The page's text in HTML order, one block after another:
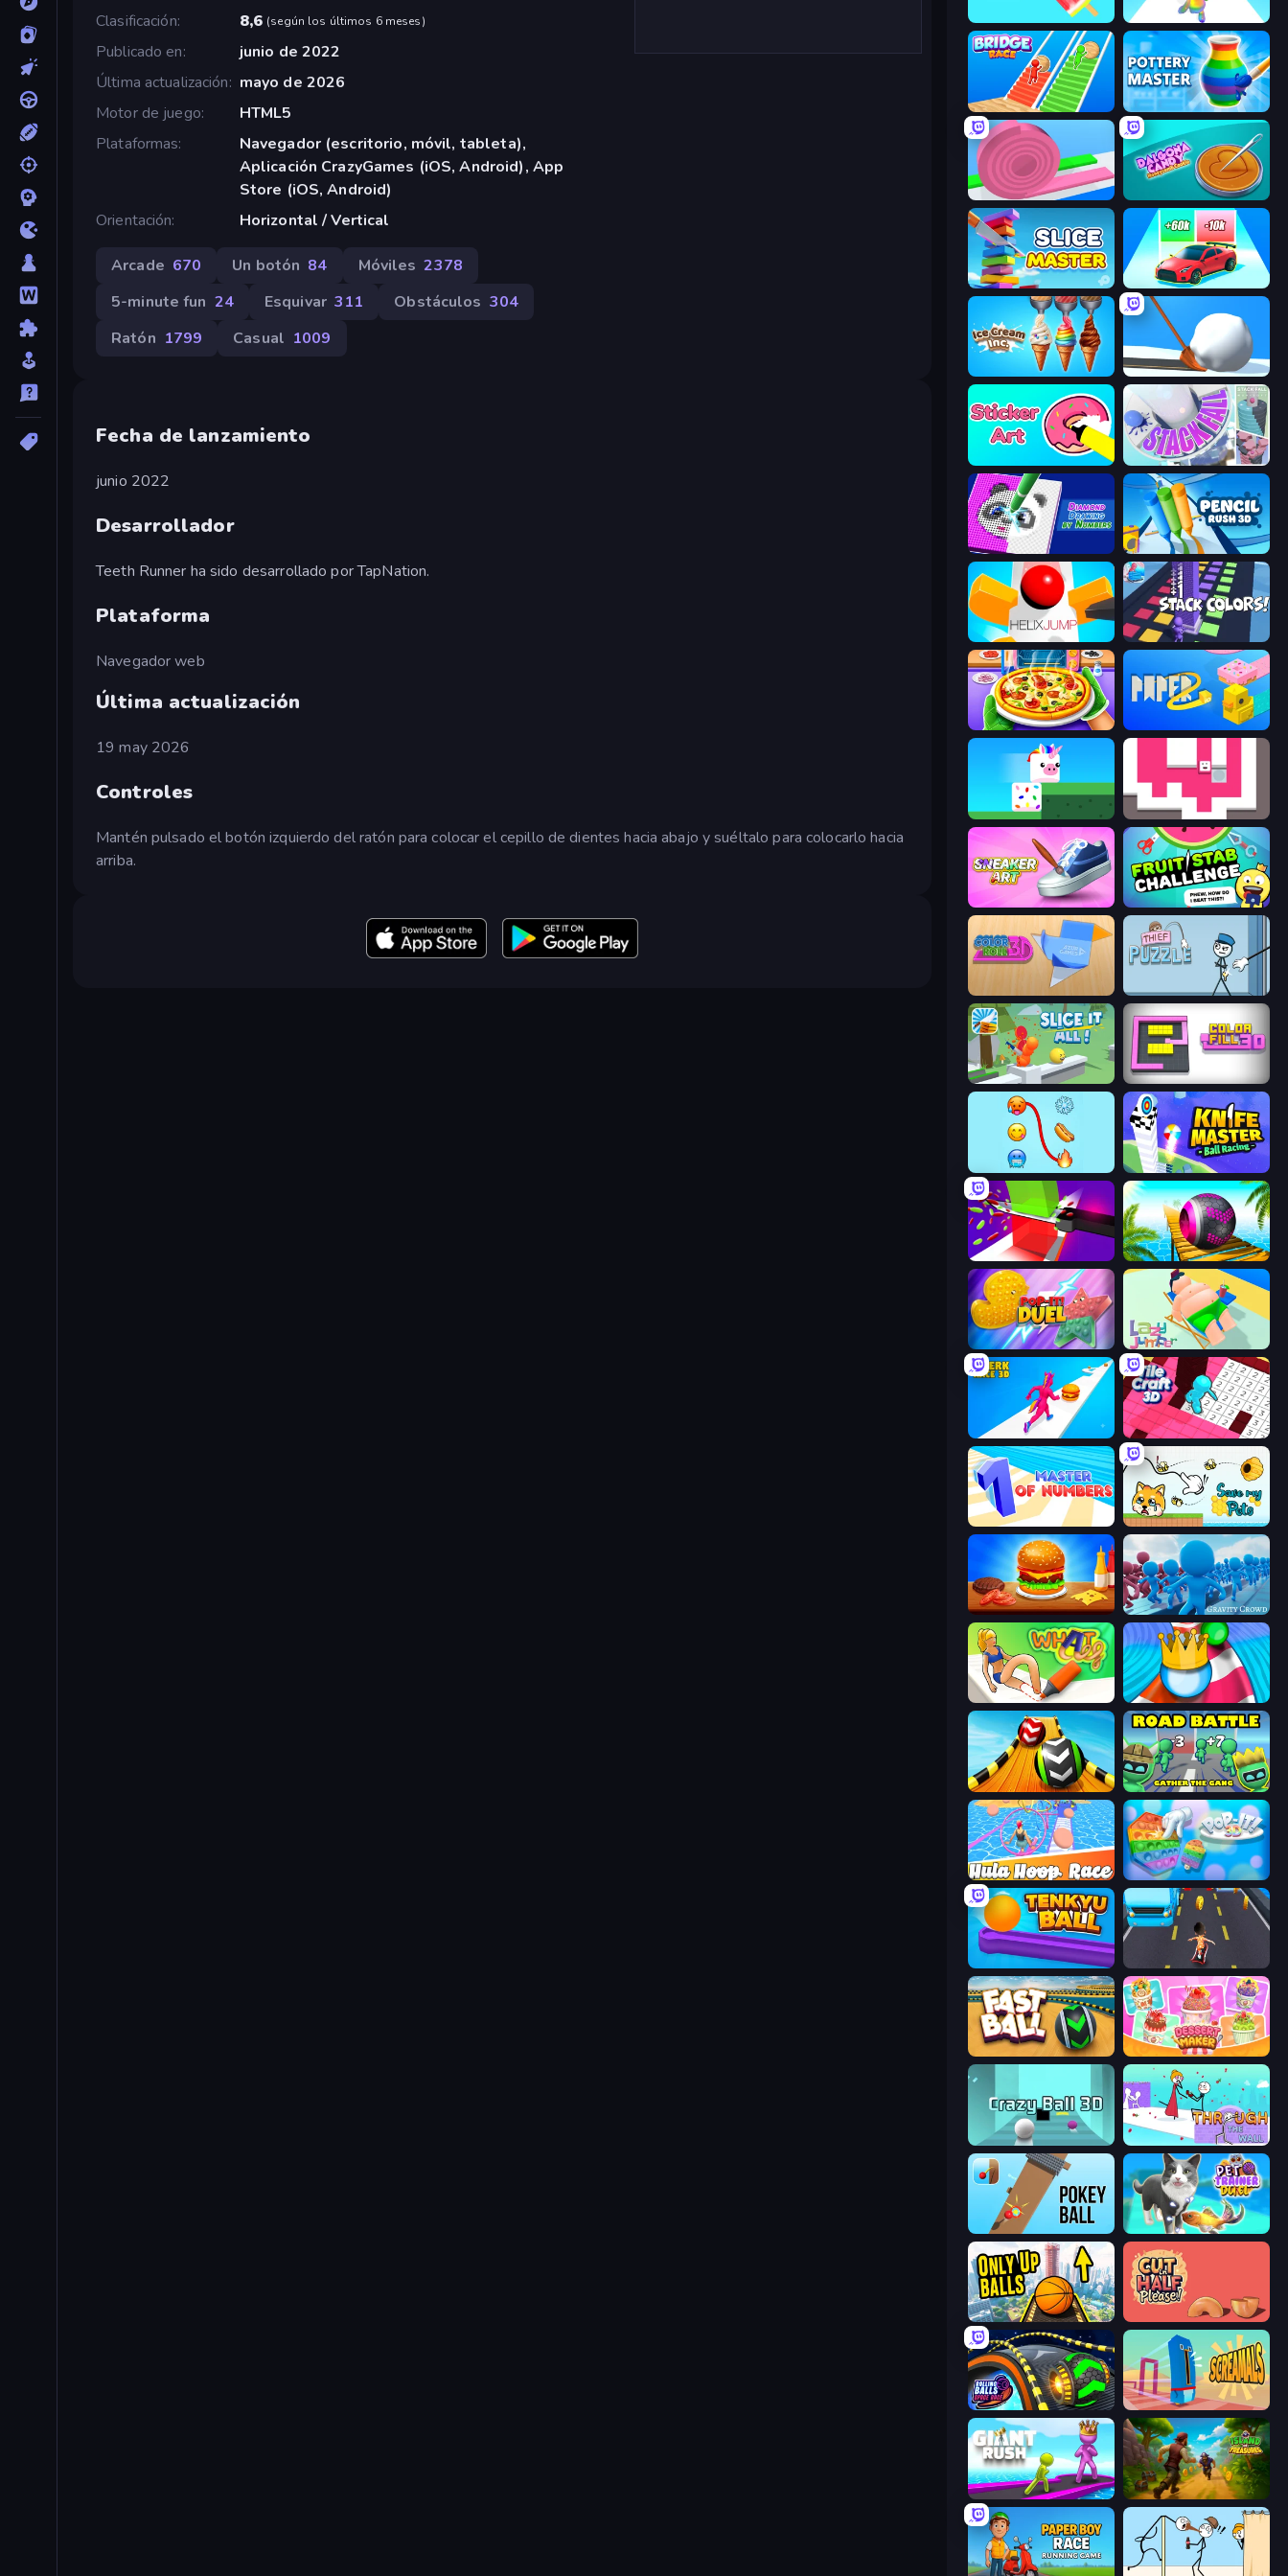
Clasificación
8,6 (según los últimos 6 meses)
Publicado en
junio de 2022
Última actualización
mayo de 2026
Motor de juego
HTML5
Plataformas
Navegador (escritorio, móvil, tableta),
Aplicación CrazyGames (iOS, Android), App
Store (iOS, Android)
Orientación
Horizontal / Vertical
Arcade 670 Un botón 84 Móviles 2378
5-minute fun 24 Esquivar 311 Obstáculos 304
Ratón 1799 Casual 1009
Fecha de lanzamiento
junio 2022
Desarrollador
Teeth Runner ha sido desarrollado por TapNation.
Plataforma
Navegador web
Última actualización
19 may 2026
Controles
Mantén pulsado el botón izquierdo del ratón para colocar el cepillo de dientes hacia abajo y suéltalo para colocarlo hacia
arriba.
Man Runner 2048
Bridge Race Pottery Master
Layers Roll Dalgona Candy Honeycomb Cookie
Slice Master
Ice Cream Inc. Shovel 3D
Stack Fall
Pencil Rush
Helix Jump Stack Colors
Pizza Maker
Stacky Bird Just Slide (Remastered)
Sneaker Art Fruit Stab Challenge
Thief Puzzle
Slice It All! Color Fill 3D
Emoji Puzzle! Knife Master: Ball Racing
Jelly Restaurant Rolling Balls Sea Race
Pop It! Duel Lazy Jumper
Twerk Race 3D Tile Craft 3D
Master of Numbers Save My Pets
Burger Cafe Gravity Crowd
What a Leg Aquapark Balls Party
Sky Balls 3D Road Battle: Gather the Gang
Hula Hoop Race Pop It 3D
Tenkyu Ball
Fast Ball Jump Dessert Maker
Crazy Ball 3D Through the Wall
Pokey Ball Pet Trainer Duel
Only Up Balls Cut in Half, Please!
Rolling Balls Space Race Screamals
Giant Rush! Island of Treasures